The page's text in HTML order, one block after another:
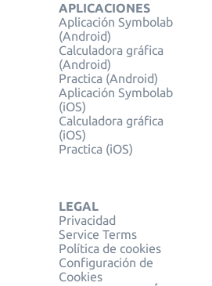
APLICACIONES
Aplicación Symbolab
(Android)
Calculadora gráfica
(Android)
Practica (Android)
Aplicación Symbolab
(iOS)
Calculadora gráfica
(iOS)
Practica (iOS)
LEGAL
Privacidad
Service Terms
Política de cookies
Configuración de
Cookies